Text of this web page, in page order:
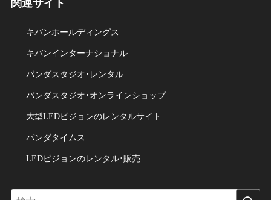
関連サイト
キバンホールディングス
キバンインターナショナル
パンダスタジオ・レンタル
パンダスタジオ・オンラインショップ
大型LEDビジョンのレンタルサイト
パンダタイムス
LEDビジョンのレンタル・販売